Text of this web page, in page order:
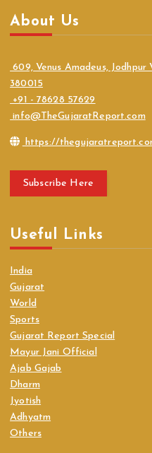
About Us
609, Venus Amadeus,
380015
+91 - 78628 57629
info@TheGujaratReport.com
https://
Subscribe Here
Useful Links
India
Gujarat
World
Sports
Gujarat Report Special
Mayur Jani Official
Ajab Gajab
Dharm
Jyotish
Adhyatm
Others